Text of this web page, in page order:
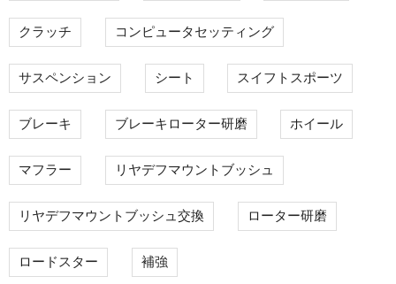
クラッチ コンピュータセッティング
サスペンション シート スイフトスポーツ
ブレーキ ブレーキローター研磨 ホイール
マフラー リヤデフマウントブッシュ
リヤデフマウントブッシュ交換 ローター研磨
ロードスター 補強